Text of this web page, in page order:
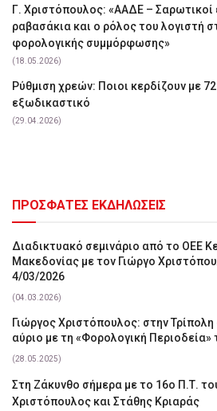
Γ. Χριστόπουλος: «ΑΑΔΕ – Σαρωτικοί
ραβασάκια και ο ρόλος του λογιστή
φορολογικής συμμόρφωσης»
(18.05.2026)
Ρύθμιση χρεών: Ποιοι κερδίζουν με
εξωδικαστικό
(29.04.2026)
ΠΡΟΣΦΑΤΕΣ ΕΚΔΗΛΩΣΕΙΣ
Διαδικτυακό σεμινάριο από το ΟΕΕ
Μακεδονίας με τον Γιώργο
4/03/2026
(04.03.2026)
Γιώργος Χριστόπουλος: στην
αύριο με τη «Φορολογική Περιοδεία»
(28.05.2025)
Στη Ζάκυνθο σήμερα με το 16ο Π.Τ.
Χριστόπουλος και Στάθης Κριαράς